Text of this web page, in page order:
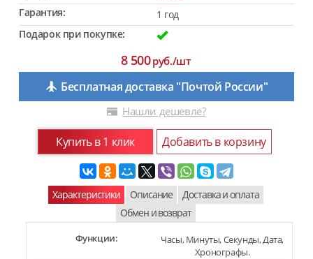
Гарантия:
1 год
Подарок при покупке:
8 500руб./шт
Бесплатная доставка "Почтой России"
Нашли дешевле?
Купить в 1 клик Добавить в корзину
Характеристики Описание
Доставка и оплата
Обмен и возврат
Функции:
Часы, Минуты, Секунды, Дата,
Хронографы.